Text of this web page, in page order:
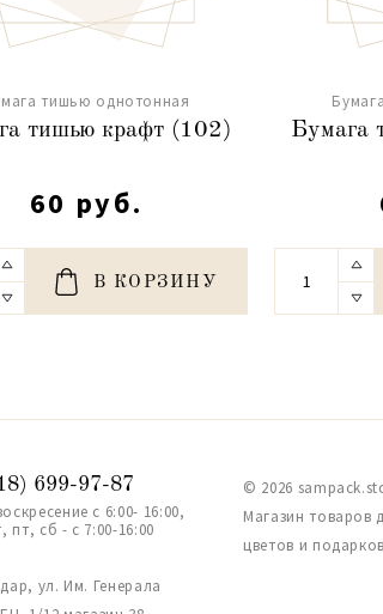
тишью однотонная
тишью крафт (102)
60 руб.
В КОРЗИНУ
Бумага
699-97-87
с 6:00- 16:00,
пт, сб - с 7:00-16:00
ул. Им. Генерала
© 2026
Магазин товаров
цветов и